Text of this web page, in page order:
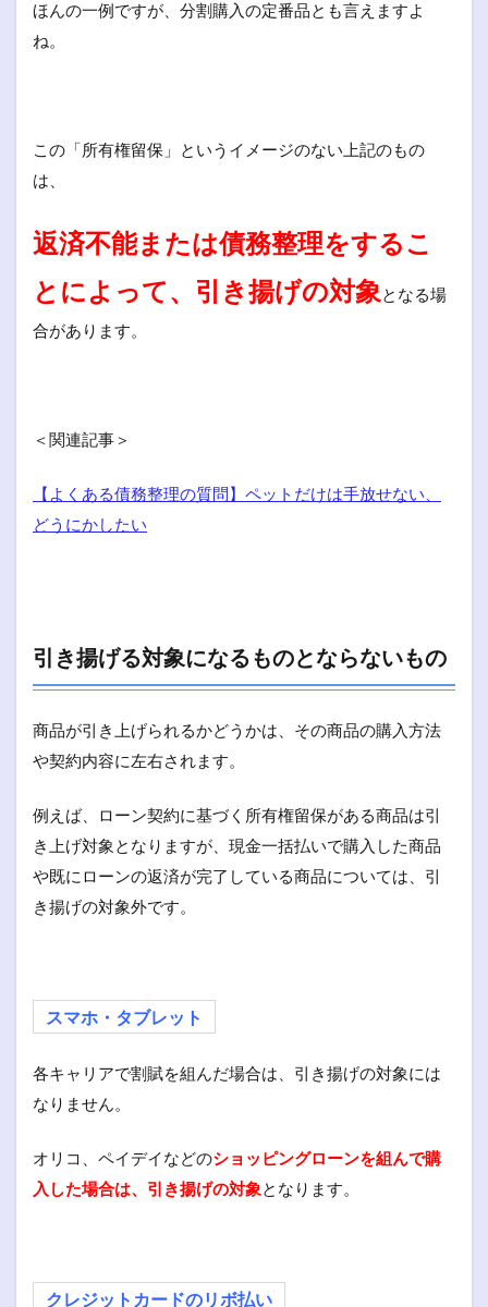
ほんの一例ですが、分割購入の定番品とも言えますよ
ね。
この「所有権留保」というイメージのない上記のもの
は、
返済不能または債務整理をするこ
とによって、引き揚げの対象 となる場
合があります。
＜関連記事＞
【よくある債務整理の質問】ペットだけは手放せない、
どうにかしたい
引き揚げる対象になるものとならないもの
商品が引き上げられるかどうかは、その商品の購入方法
や契約内容に左右されます。
例えば、ローン契約に基づく所有権留保がある商品は引
き上げ対象となりますが、現金一括払いで購入した商品
や既にローンの返済が完了している商品については、引
き揚げの対象外です。
スマホ・タブレット
各キャリアで割賦を組んだ場合は、引き揚げの対象には
なりません。
オリコ、ペイデイなどのショッピングローンを組んで購
入した場合は、引き揚げの対象となります。
クレジットカードのリボ払い